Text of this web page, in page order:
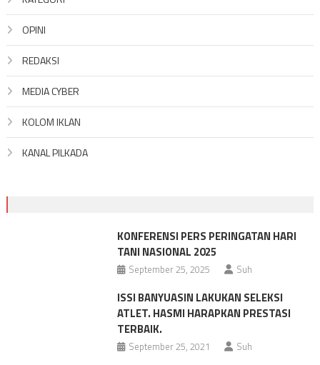
OPINI
REDAKSI
MEDIA CYBER
KOLOM IKLAN
KANAL PILKADA
KONFERENSI PERS PERINGATAN HARI
TANI NASIONAL 2025
September 25, 2025 Suh
ISSI BANYUASIN LAKUKAN SELEKSI
ATLET. HASMI HARAPKAN PRESTASI
TERBAIK.
September 25, 2021 Suh